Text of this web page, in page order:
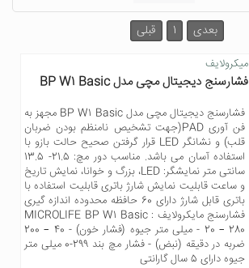
قبلی 1 بعدی
میکرولایف
فشارسنج دیجیتال مچی مدل BP W1 Basic
فشارسنج دیجیتال مچی مدل BP W1 Basic مجهز به
فن آوری PAD(جهت تشخیص نامنظم بودن ضربان
قلب) و نشانگر LED قرار گرفتن صحیح حالت بازو با
استفاده آسان می باشد. مناسب دور مچ: 21.5- 13.5
سانتی متر نمایشگر: LED، بزرگ و خوانا، نمایش تاریخ
و ساعت قابلیت نمایش شارژ باتری قابلیت استفاده با
باتری قابل شارژ دارای 60 حافظه محدوده اندازه گیری
فشارسنج مایکرولایف MICROLIFE BP W1 Basic :
- 20 – 280 میلی متر جیوه (فشار خون) - 40 – 200
ضربه در دقیقه (نبض) - فشار مچ بند 299-0 میلی متر
جیوه دارای 5 سال گارانتی